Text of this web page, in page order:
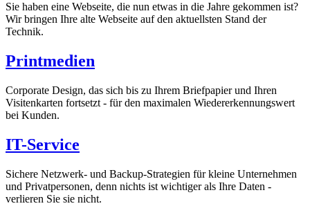
Sie haben eine Webseite, die nun etwas in die Jahre gekommen ist?
Wir bringen Ihre alte Webseite auf den aktuellsten Stand der
Technik.
Printmedien
Corporate Design, das sich bis zu Ihrem Briefpapier und Ihren
Visitenkarten fortsetzt - für den maximalen Wiedererkennungswert
bei Kunden.
IT-Service
Sichere Netzwerk- und Backup-Strategien für kleine Unternehmen
und Privatpersonen, denn nichts ist wichtiger als Ihre Daten -
verlieren Sie sie nicht.